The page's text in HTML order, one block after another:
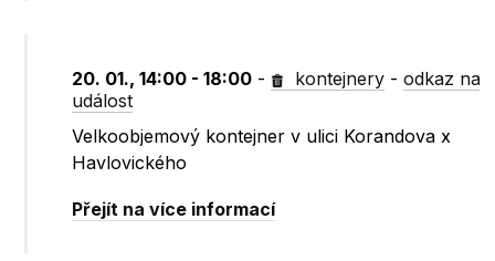
20. 01., 14:00 - 18:00 - kontejnery -odkaz na
událost
Velkoobjemový kontejner v ulici Korandova x
Havlovického
Přejít na více informací